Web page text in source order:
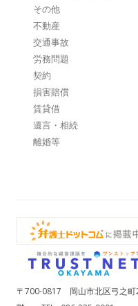
その他
不動産
交通事故
労務問題
契約
損害賠償
賃貸借
遺言・相続
離婚等
〒700-0817 岡山市北区弓之